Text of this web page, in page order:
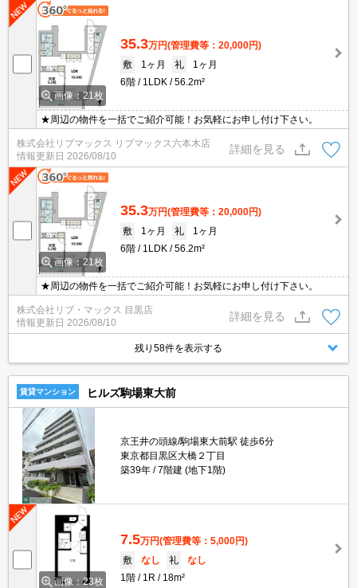
画像：21枚
35.3万円(管理費等：20,000円)
敷
1ヶ月 礼
1ヶ月
6階
1LDK 56.2m²
★周辺の物件を一括でご紹介可能！お気軽にお申し付け下さい。
株式会社リブマックス リブマックス六本木店
情報更新日 2026/08/10
詳細を見る
画像：21枚
35.3万円(管理費等：20,000円)
敷
1ヶ月 礼
1ヶ月
6階
1LDK 56.2m²
★周辺の物件を一括でご紹介可能！お気軽にお申し付け下さい。
株式会社リブ・マックス 目黒店
情報更新日 2026/08/10
詳細を見る
残り58件を表示する
賃貸マンション ヒルズ駒場東大前
京王井の頭線/駒場東大前駅 徒歩6分
東京都目黒区大橋２丁目
築39年
7階建 (地下1階)
画像：23枚
7.5万円(管理費等：5,000円)
敷
なし 礼
なし
1階
1R 18m²